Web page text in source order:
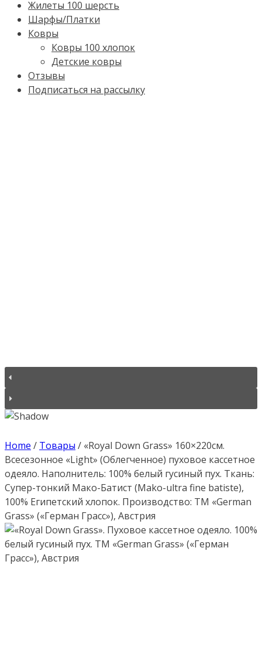
Жилеты 100 шерсть
Шарфы/Платки
Ковры
Ковры 100 хлопок
Детские ковры
Отзывы
Подписаться на рассылку
Home / Товары / «Royal Down Grass» 160×220см.
Всесезонное «Light» (Облегченное) пуховое кассетное
одеяло. Наполнитель: 100% белый гусиный пух. Ткань:
Супер-тонкий Мако-Батист (Mako-ultra fine batiste),
100% Египетский хлопок. Производство: ТМ «German
Grass» («Герман Грасс»), Австрия